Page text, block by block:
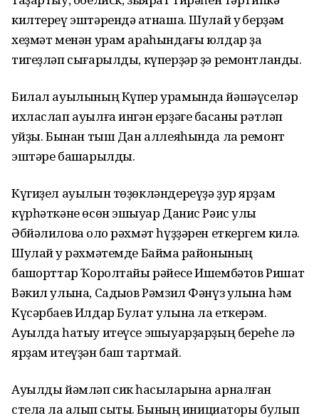
килтереү эштәрендә ҡатнаша. Шулай уҡ берҙәм
хеҙмәт менән урам араһындағы юлдар ҙа
тигеҙләп сығарылды, күперҙәр ҙә ремонтланды.
Билал ауылының Күпер урамында йәшәүселәр
ихласлап ауылға ингән ерҙәге баҡсаны рәтләп
ҡуйҙы. Бынан тыш Дан аллеяһында ла ремонт
эштәре башҡарылды.
Күгиҙел ауылын төҙөкләндереүҙә ҙур ярҙам
күрһәткәне өсөн эшҡыуар Данис Рәис улы
Әбйәлиловҡа оло рәхмәт һүҙҙәрен еткергем килә.
Шулай уҡ рәхмәтемде Баймаҡ районының
башҡорттар Ҡоролтайы рәйесе Ишембәтов Ришат
Вәкил улына, Садыҡов Рәмзил Фәнүз улына һәм
Күсәрбаев Илдар Булат улына ла еткерәм.
Ауылда һатыу итеүсе эшҡыуарҙарҙың береһе лә
ярҙам итеүҙән баш тартмай.
Ауылды йәмләп сик һаҡсыларына арналған
стела ла ҡалҡып сыҡты. Бының инициаторы булып